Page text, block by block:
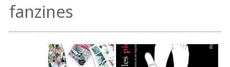
fanzines